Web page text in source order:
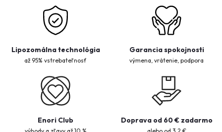
Lipozomálna technológia
až 95% vstrebateľnosť
Garancia spokojnosti
výmena, vrátenie, podpora
Enori Club Doprava od 60 € zadarmo